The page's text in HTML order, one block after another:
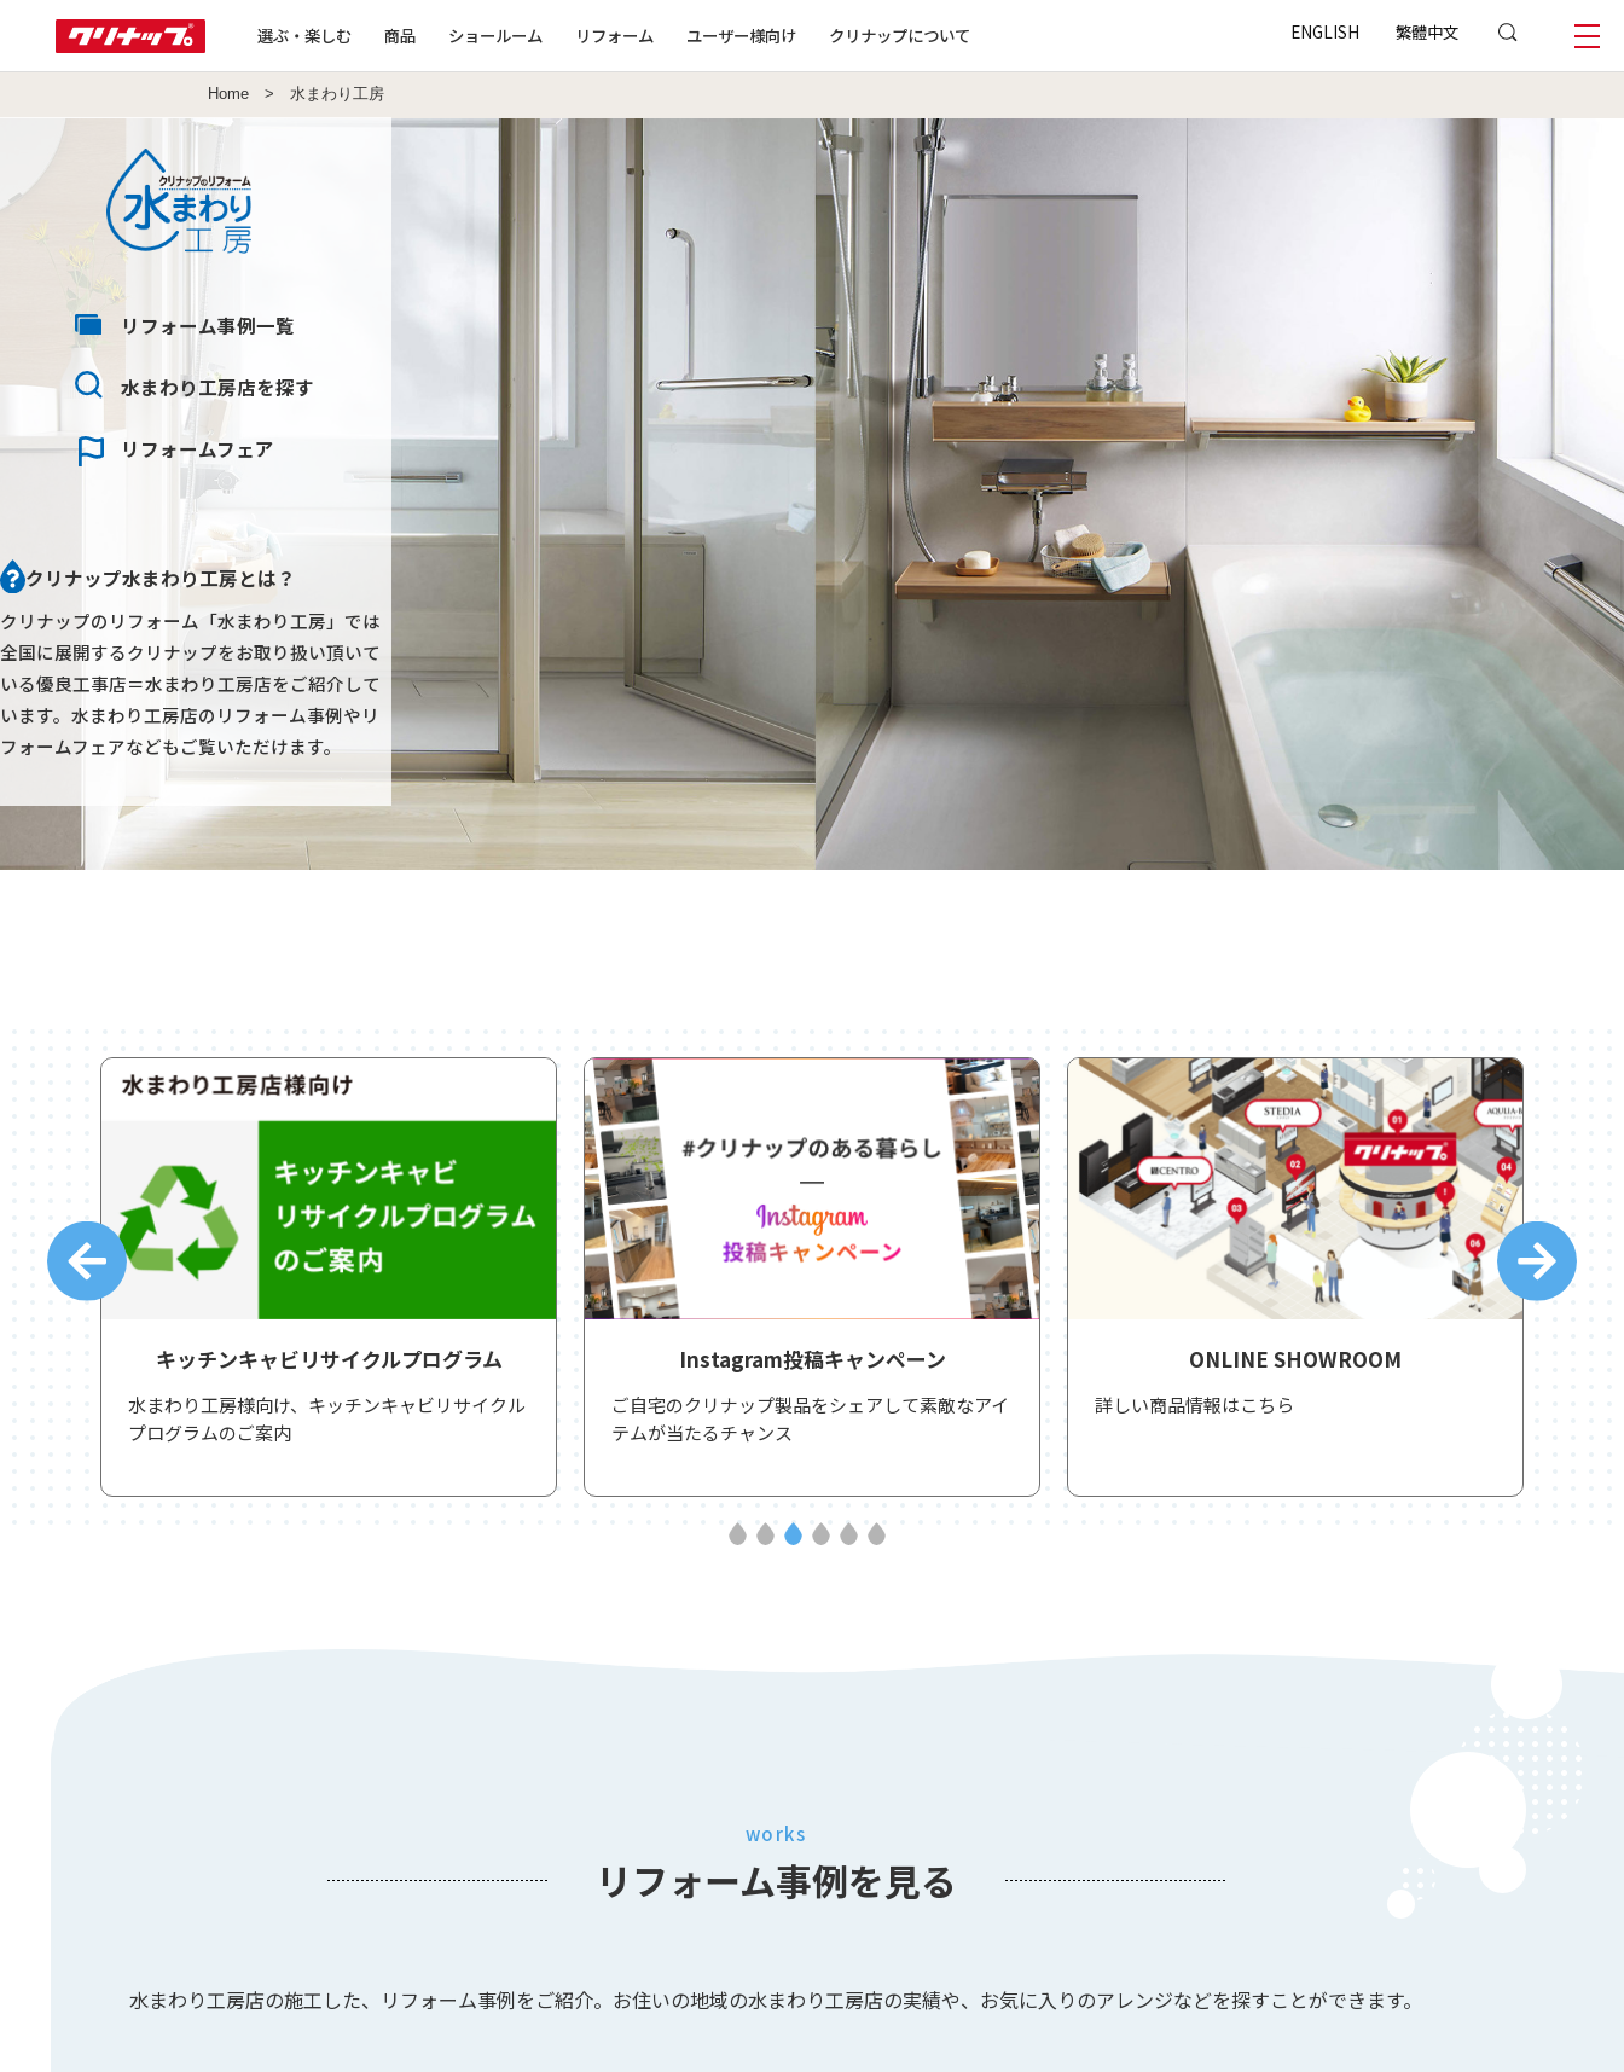
選ぶ・楽しむ 商品 ショールーム リフォーム ユーザー様向け クリナップについて ENGLISH 繁體中文
Home > 水まわり工房
リフォーム事例一覧
水まわり工房店を探す
リフォームフェア
クリナップ水まわり工房とは？
クリナップのリフォーム「水まわり工房」では
全国に展開するクリナップをお取り扱い頂いて
いる優良工事店＝水まわり工房店をご紹介して
います。 水まわり工房店のリフォーム事例やリ
フォームフェアなどもご覧いただけます。
キッチンキャビリサイクルプログラム
水まわり工房様向け、キッチンキャビリサイクル
プログラムのご案内
Instagram投稿キャンペーン
ご自宅のクリナップ製品をシェアして素敵なアイ
テムが当たるチャンス
ONLINE SHOWROOM
詳しい商品情報はこちら
works
リフォーム事例を見る
水まわり工房店の施工した、リフォーム事例をご紹介。お住いの地域の水まわり工房店の実績や、お気に入りのアレンジなどを探すことができます。